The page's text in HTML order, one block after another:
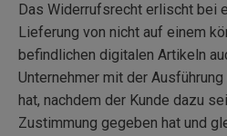
Das Widerrufsrecht erlischt bei
Lieferung von nicht auf einem
befindlichen digitalen Artikeln
Unternehmer mit der
hat, nachdem der Kunde dazu
Zustimmung gegeben hat und